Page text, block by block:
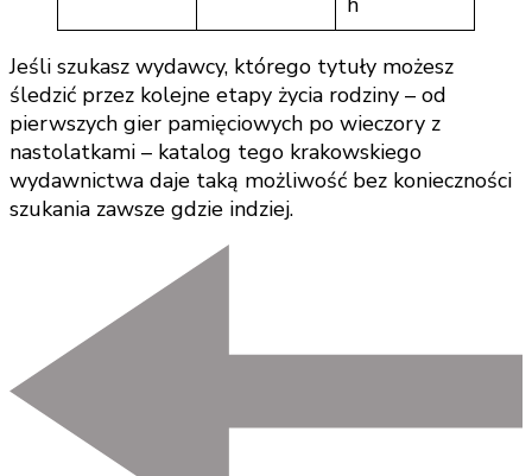
Jeśli szukasz wydawcy, którego tytuły możesz
śledzić przez kolejne etapy życia rodziny – od
pierwszych gier pamięciowych po wieczory z
nastolatkami – katalog tego krakowskiego
wydawnictwa daje taką możliwość bez konieczności
szukania zawsze gdzie indziej.